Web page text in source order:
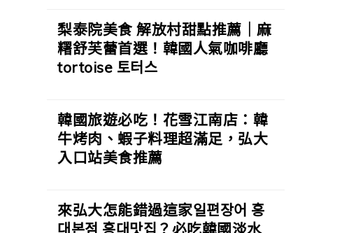
梨泰院美食 解放村甜點推薦｜麻
糬舒芙蕾首選！韓國人氣咖啡廳
tortoise 토터스
韓國旅遊必吃！花雪江南店：韓
牛烤肉、蝦子料理超滿足，弘大
入口站美食推薦
來弘大怎能錯過這家일편장어 홍
대본점 홍대맛집？必吃韓國淡水